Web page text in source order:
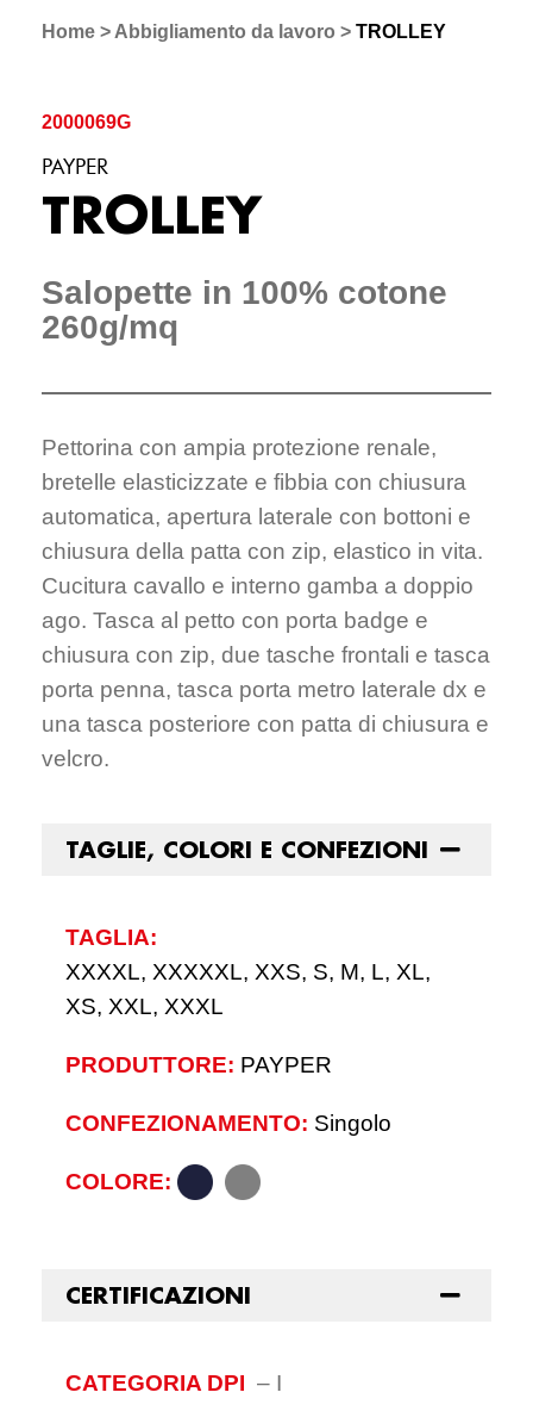
Home > Abbigliamento da lavoro > TROLLEY
2000069G
PAYPER
TROLLEY
Salopette in 100% cotone
260g/mq
Pettorina con ampia protezione renale,
bretelle elasticizzate e fibbia con chiusura
automatica, apertura laterale con bottoni e
chiusura della patta con zip, elastico in vita.
Cucitura cavallo e interno gamba a doppio
ago. Tasca al petto con porta badge e
chiusura con zip, due tasche frontali e tasca
porta penna, tasca porta metro laterale dx e
una tasca posteriore con patta di chiusura e
velcro.
TAGLIE, COLORI E CONFEZIONI
TAGLIA:
XXXXL, XXXXXL, XXS, S, M, L, XL,
XS, XXL, XXXL
PRODUTTORE: PAYPER
CONFEZIONAMENTO: Singolo
COLORE:
CERTIFICAZIONI
CATEGORIA DPI – I